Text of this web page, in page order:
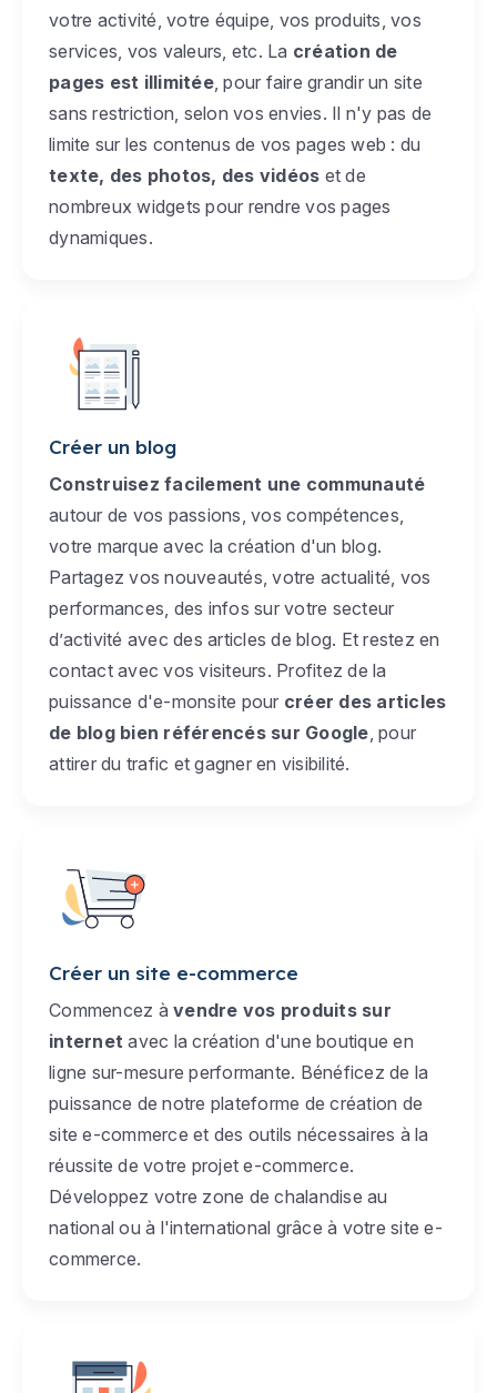
votre activité, votre équipe, vos produits, vos
services, vos valeurs, etc. La création de
pages est illimitée, pour faire grandir un site
sans restriction, selon vos envies. Il n'y pas de
limite sur les contenus de vos pages web : du
texte, des photos, des vidéos et de
nombreux widgets pour rendre vos pages
dynamiques.
Créer un blog
Construisez facilement une communauté
autour de vos passions, vos compétences,
votre marque avec la création d'un blog.
Partagez vos nouveautés, votre actualité, vos
performances, des infos sur votre secteur
d’activité avec des articles de blog. Et restez en
contact avec vos visiteurs. Profitez de la
puissance d'e-monsite pour créer des articles
de blog bien référencés sur Google , pour
attirer du trafic et gagner en visibilité.
Créer un site e-commerce
Commencez à vendre vos produits sur
internet avec la création d'une boutique en
ligne sur-mesure performante. Bénéficez de la
puissance de notre plateforme de création de
site e-commerce et des outils nécessaires à la
réussite de votre projet e-commerce.
Développez votre zone de chalandise au
national ou à l'international grâce à votre site e-
commerce.